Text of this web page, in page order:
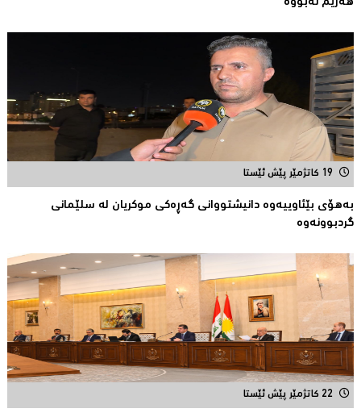
19 کاتژمێر پێش ئێستا
بەهۆی بێئاوییەوە دانیشتووانی گەڕەكی موكریان لە سلێمانی
گردبوونەوە
22 کاتژمێر پێش ئێستا